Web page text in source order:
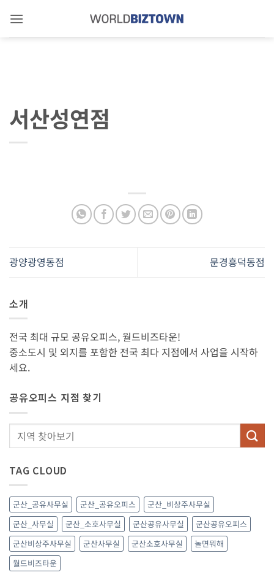
content
서산성연점
광양광영동점 문경흥덕동점
소개
전국 최대 규모 공유오피스, 월드비즈타운!
중소도시 및 외지를 포함한 전국 최다 지점에서 사업을 시작하
세요.
공유오피스 지점 찾기
TAG CLOUD
군산_공유사무실 군산_공유오피스
군산_비상주사무실
군산_사무실
군산_소호사무실 군산공유사무실
군산공유오피스
군산비상주사무실
군산사무실 군산소호사무실
놀면뭐해
월드비즈타운